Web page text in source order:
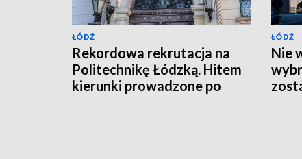
ŁÓDŹ
Rekordowa rekrutacja na
Politechnikę Łódzką. Hitem
kierunki prowadzone po
ŁÓDŹ
Nie